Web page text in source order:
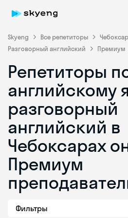
Skyeng Все репетиторы
Разговорный английский
Премиум
Репетиторы
английскому
разговорный
английский в
Чебоксарах
Премиум
Фильтры
Skyeng Chat